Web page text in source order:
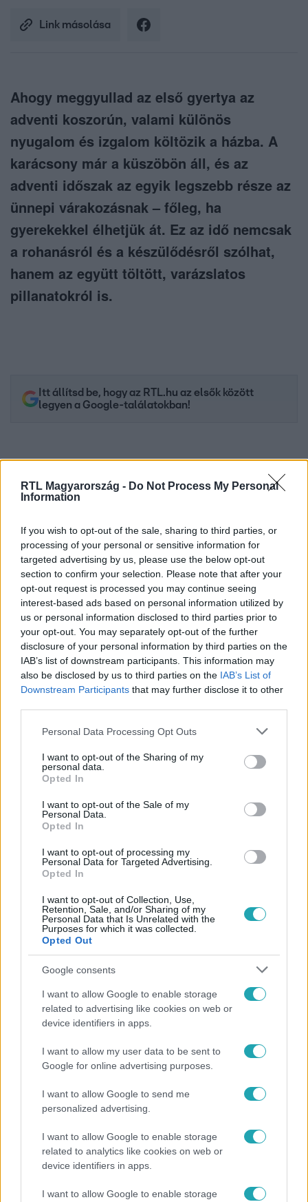
RTL Magyarország - Do Not Process My Personal
Information
If you wish to opt-out of the sale, sharing to third parties, or
processing of your personal or sensitive information for
targeted advertising by us, please use the below opt-out
section to confirm your selection. Please note that after your
opt-out request is processed you may continue seeing
interest-based ads based on personal information utilized by
us or personal information disclosed to third parties prior to
your opt-out. You may separately opt-out of the further
disclosure of your personal information by third parties on the
IAB’s list of downstream participants. This information may
also be disclosed by us to third parties on the IAB’s List of
Downstream Participants that may further disclose it to other
Please note that this website/app uses one or more Google
not limited to your visit or usage behaviour. You may click to
grant or deny consent to Google and its third-party tags to
use your data for below specified purposes in below Google
consent section.
Personal Data Processing Opt Outs
I want to opt-out of the Sharing of my
personal data.
Opted In
I want to opt-out of the Sale of my
Personal Data.
Opted In
I want to opt-out of processing my
Personal Data for Targeted Advertising.
Opted In
I want to opt-out of Collection, Use,
Retention, Sale, and/or Sharing of my
Personal Data that Is Unrelated with the
Purposes for which it was collected.
Opted Out
Google consents
I want to allow Google to enable storage
related to advertising like cookies on web or
device identifiers in apps.
I want to allow my user data to be sent to
Google for online advertising purposes.
I want to allow Google to send me
personalized advertising.
I want to allow Google to enable storage
related to analytics like cookies on web or
device identifiers in apps.
I want to allow Google to enable storage
Link másolása
Ahogy meggyullad az első gyertya az
adventi koszorún, valami különös
nyugalom és izgalom költözik a házba. A
karácsony már a küszöbön áll, és az
adventi időszak az egyik legszebb része az
ünnepi várakozásnak – főleg, ha
gyerekekkel élhetjük át. Ez az idő nemcsak
a rohanásról és a készülődésről szólhat,
hanem az együtt töltött, varázslatos
pillanatokról is.
Itt állítsd be, hogy az RTL.hu az elsők között
legyen a Google-találatokban!
Kövess minket, és értesülj a friss hírekről a
Facebookon is!
Követem
ÉLETMÓD #ADVENT 2025 #KARÁCSONY 2025
ADVENTI KÉSZÜLŐDÉS # CSALÁDI PILLANATOK
MÉZESKALÁCS
ÜNNEPI KÉSZÜLŐDÉS #CSALÁDI PROGRAMOK
Népszerű
Rubint Réka: A mai napig nem jött vissza a 100%-
os tüdőkapacitásom